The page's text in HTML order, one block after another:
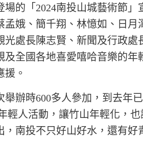
的「2024南投山城藝術節」
孟娥、簡千翔、林憶如、日月
處長陳志賢、新聞及行政處
全國各地喜愛嘻哈音樂的年
。
辦時600多人參加，到去年
輕人活動，讓竹山年輕化，也
南投不只好山好水，還有好